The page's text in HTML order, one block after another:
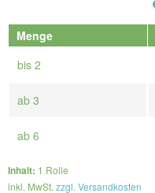
Menge
bis 2
ab 3
ab 6
Inhalt: 1 Rolle
inkl. MwSt. zzgl. Versandkosten